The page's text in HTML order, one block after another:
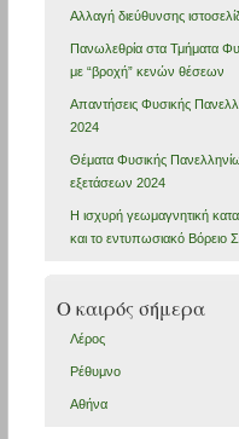
Αλλαγή διεύθυνσης
Πανωλεθρία στα Τμήματα
με “βροχή” κενών θέσεων
Απαντήσεις Φυσικής
2024
Θέματα Φυσικής
εξετάσεων 2024
Η ισχυρή γεωμαγνητική
και το εντυπωσιακό Βόρειο
Ο καιρός σήμερα
Λέρος
Ρέθυμνο
Αθήνα